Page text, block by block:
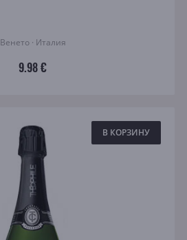
Венето · Италия
9.98 €
В КОРЗИНУ